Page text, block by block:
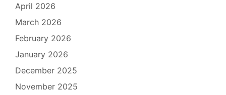
April 2026
March 2026
February 2026
January 2026
December 2025
November 2025